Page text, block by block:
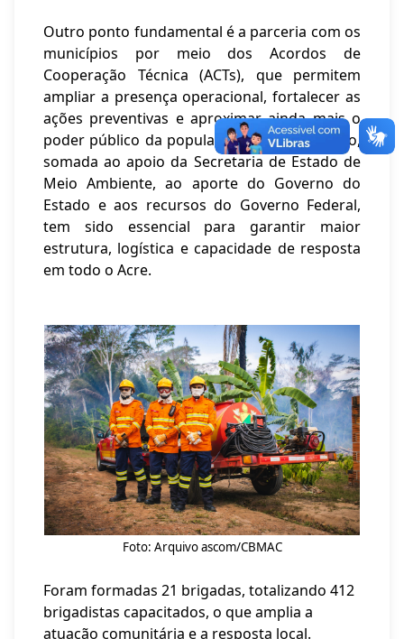
Outro ponto fundamental é a parceria com os
municípios por meio dos Acordos de
Cooperação Técnica (ACTs), que permitem
ampliar a presença operacional, fortalecer as
ações preventivas e aproximar ainda mais o
poder público da população. Essa integração,
somada ao apoio da Secretaria de Estado de
Meio Ambiente, ao aporte do Governo do
Estado e aos recursos do Governo Federal,
tem sido essencial para garantir maior
estrutura, logística e capacidade de resposta
em todo o Acre.
Foto: Arquivo ascom/CBMAC
Foram formadas 21 brigadas, totalizando 412
brigadistas capacitados, o que amplia a
atuação comunitária e a resposta local.